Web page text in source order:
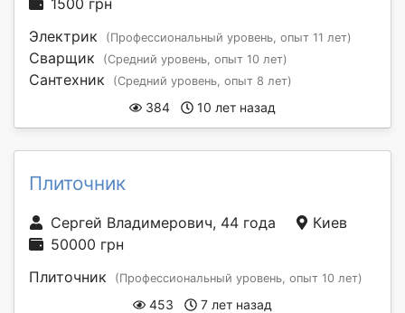
Электрик
(Профессиональный уровень, опыт 11 лет)
Сварщик (Средний уровень, опыт 10 лет)
Сантехник (Средний уровень, опыт 8 лет)
384 10 лет назад
Плиточник
Сергей Владимерович, 44 года
Киев
50000 грн
Плиточник
(Профессиональный уровень, опыт 10 лет)
453 7 лет назад